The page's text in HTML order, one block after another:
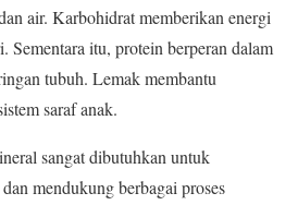
air. Karbohidrat memberikan energi
Sementara itu, protein berperan dalam
tubuh. Lemak membantu
saraf anak.
sangat dibutuhkan untuk
mendukung berbagai proses